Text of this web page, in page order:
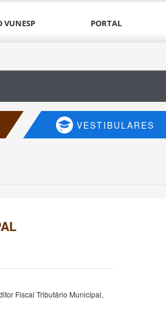
VUNESP PORTAL
VESTIBULARES
Fiscal Tributário Municipal,